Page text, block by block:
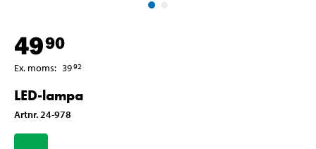
4990
Ex. moms: 3992
LED-lampa
Artnr. 24-978